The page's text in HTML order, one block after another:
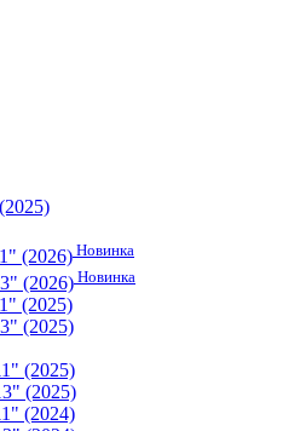
(2026) Новинка
(2026) Новинка
(2025)
(2025)
(2025)
(2025)
(2024)